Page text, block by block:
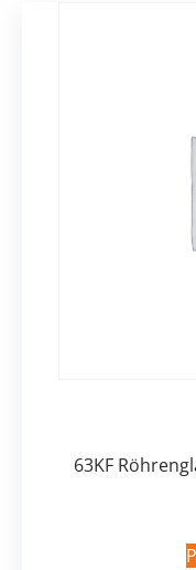
63KF